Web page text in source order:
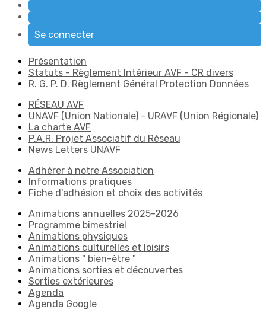
Se connecter
Présentation
Statuts - Règlement Intérieur AVF - CR divers
R. G. P. D. Règlement Général Protection Données
RÉSEAU AVF
UNAVF (Union Nationale) - URAVF (Union Régionale)
La charte AVF
P.A.R. Projet Associatif du Réseau
News Letters UNAVF
Adhérer à notre Association
Informations pratiques
Fiche d'adhésion et choix des activités
Animations annuelles 2025-2026
Programme bimestriel
Animations physiques
Animations culturelles et loisirs
Animations " bien-être "
Animations sorties et découvertes
Sorties extérieures
Agenda
Agenda Google